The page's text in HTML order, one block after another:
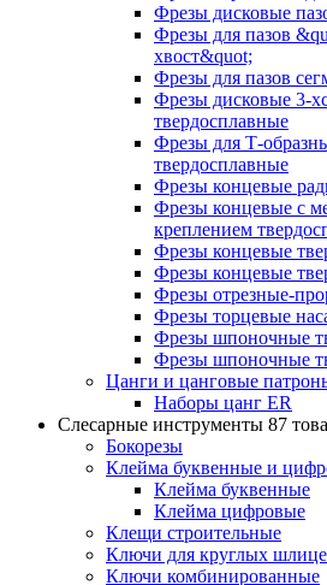
Фрезы дисковые
Фрезы для пазов
хвост&quot;
Фрезы для пазов
Фрезы дисковые 3-
твердосплавные
Фрезы для Т-
твердосплавные
Фрезы концевые
Фрезы концевые с
креплением
Фрезы концевые
Фрезы концевые
Фрезы отрезные-
Фрезы торцевые
Фрезы шпоночные
Фрезы шпоночные
Цанги и цанговые
Наборы цанг ER
Слесарные инструменты 87
Бокорезы
Клейма буквенные и
Клейма буквенные
Клейма цифровые
Клещи строительные
Ключи для круглых
Ключи комбинированные